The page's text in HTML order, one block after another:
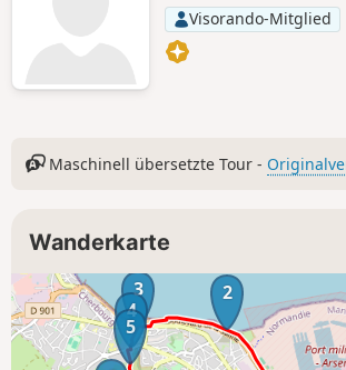
Visorando-Mitglied
Maschinell übersetzte Tour -
Wanderkarte
2
3
4
5